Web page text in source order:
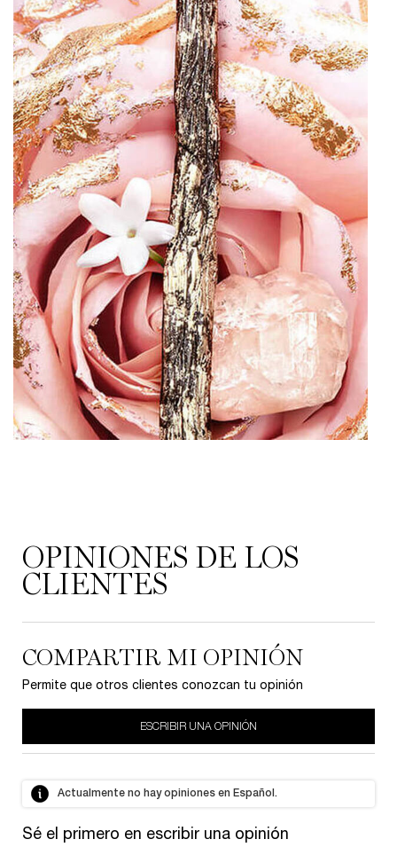
OPINIONES DE LOS
CLIENTES
COMPARTIR MI OPINIÓN
Permite que otros clientes conozcan tu opinión
ESCRIBIR UNA OPINIÓN
Actualmente no hay opiniones en Español.
Sé el primero en escribir una opinión